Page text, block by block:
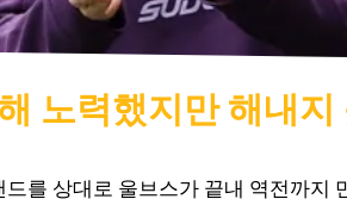
노력했지만 해내지
를 상대로 울브스가 끝내 역전까지